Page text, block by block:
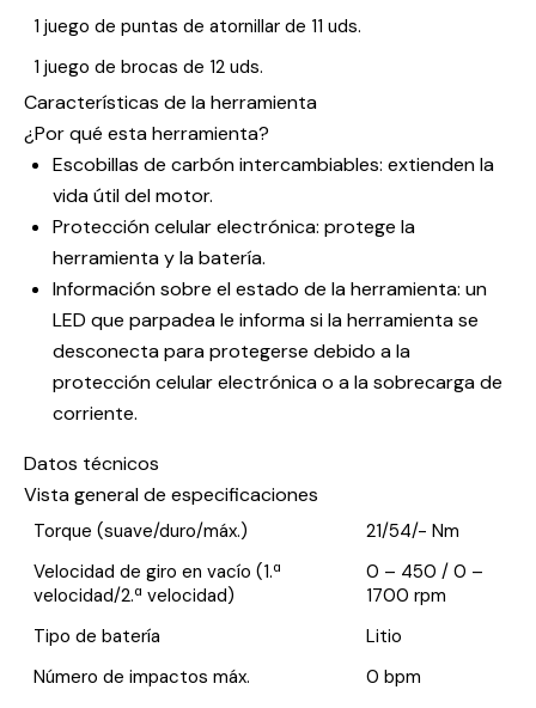
1 juego de puntas de atornillar de 11 uds.
1 juego de brocas de 12 uds.
Características de la herramienta
¿Por qué esta herramienta?
Escobillas de carbón intercambiables: extienden la
vida útil del motor.
Protección celular electrónica: protege la
herramienta y la batería.
Información sobre el estado de la herramienta: un
LED que parpadea le informa si la herramienta se
desconecta para protegerse debido a la
protección celular electrónica o a la sobrecarga de
corriente.
Datos técnicos
Vista general de especificaciones
Torque (suave/duro/máx.)
21/54/- Nm
Velocidad de giro en vacío (1.ª
velocidad/2.ª velocidad)
0 – 450 / 0 –
1700 rpm
Tipo de batería
Litio
Número de impactos máx.
0 bpm